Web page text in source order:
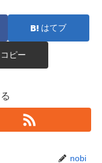
はてブ
コピー
nobi